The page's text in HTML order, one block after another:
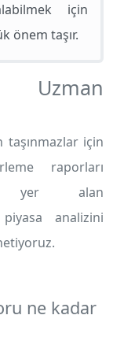
için
önem taşır.
Uzman
taşınmazlar için
raporları
yer alan
analizini
ne kadar